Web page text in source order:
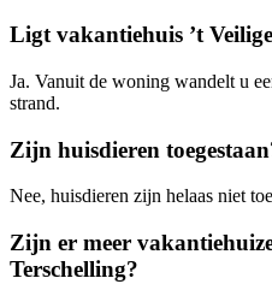
Ligt vakantiehuis ’t
Ja. Vanuit de woning wandelt u
strand.
Zijn huisdieren
Nee, huisdieren zijn helaas niet
Zijn er meer
Terschelling?